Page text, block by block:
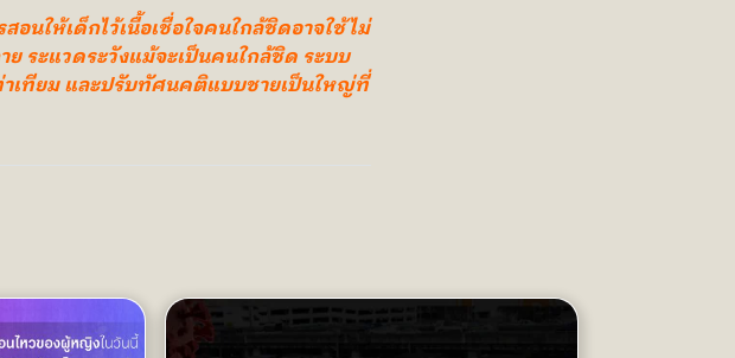
นให้เด็กไว้เนื้อเชื่อใจคนใกล้ชิดอาจใช้ไม่
ระแวดระวังแม้จะเป็นคนใกล้ชิด ระบบ
าเทียม และปรับทัศนคติแบบชายเป็นใหญ่ที่